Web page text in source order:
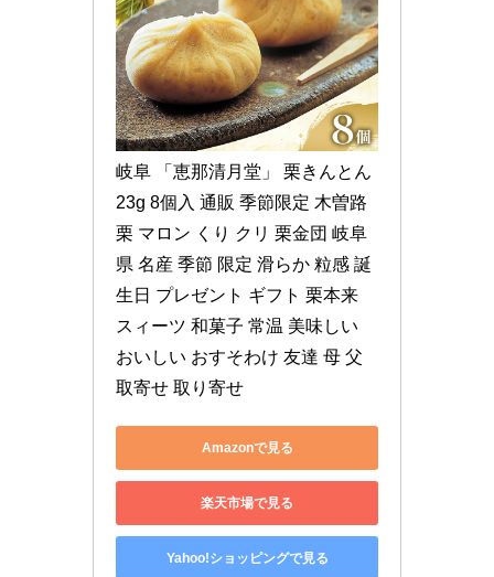
岐阜 「恵那清月堂」 栗きんとん
23g 8個入 通販 季節限定 木曽路
栗 マロン くり クリ 栗金団 岐阜
県 名産 季節 限定 滑らか 粒感 誕
生日 プレゼント ギフト 栗本来
スィーツ 和菓子 常温 美味しい
おいしい おすそわけ 友達 母 父
取寄せ 取り寄せ
Amazonで見る
楽天市場で見る
Yahoo!ショッピングで見る